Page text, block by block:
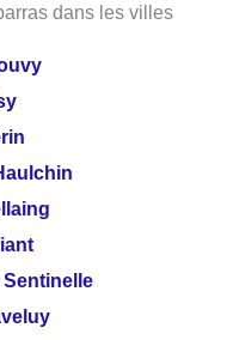
dans les villes
Sentinelle